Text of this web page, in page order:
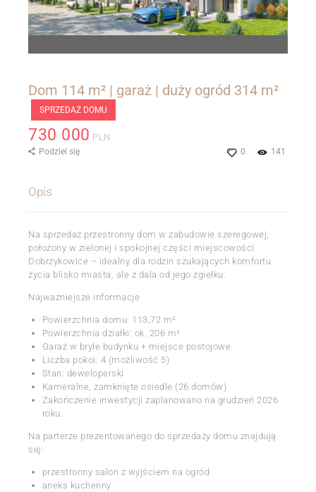
Dom 114 m² | garaż | duży ogród 314 m²
SPRZEDAŻ DOMU
730 000 PLN
141
0
Podziel się
Opis
Na sprzedaż przestronny dom w zabudowie szeregowej,
położony w zielonej i spokojnej części miejscowości
Dobrzykowice – idealny dla rodzin szukających komfortu
życia blisko miasta, ale z dala od jego zgiełku.
Najważniejsze informacje
Powierzchnia domu: 113,72 m²
Powierzchnia działki: ok. 206 m²
Garaż w bryle budynku + miejsce postojowe
Liczba pokoi: 4 (możliwość 5)
Stan: deweloperski
Kameralne, zamknięte osiedle (26 domów)
Zakończenie inwestycji zaplanowano na grudzień 2026
roku.
Na parterze prezentowanego do sprzedaży domu znajdują
się:
przestronny salon z wyjściem na ogród
aneks kuchenny